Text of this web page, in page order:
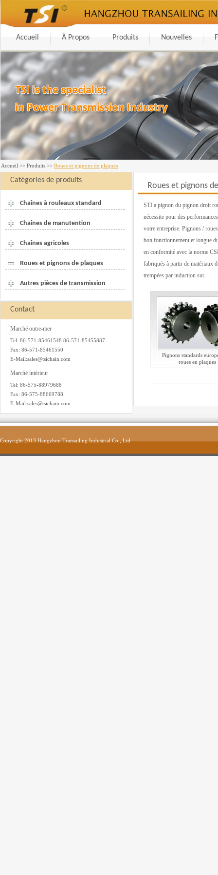
Accueil À Propos Produits Nouvelles
Accueil >> Produits >> Roues et pignons de plaques
Catégories de produits
Chaînes à rouleaux standard
Chaînes de manutention
Chaînes agricoles
Roues et pignons de plaques
Autres pièces de transmission
Contact
Marché outre-mer
Tel: 86-571-85461548 86-571-85455887
Fax: 86-571-85461550
E-Mail:sales@tsichain.com
Marché intérieur
Tel: 86-575-88979688
Fax: 86-575-88669788
E-Mail:sales@tsichain.com
Roues et pignons
STI a pignon du pignon droit
nécessite pour des
votre entreprise. Pignons /
bon fonctionnement et longue
en conformité avec la norme
fabriqués à partir de matériaux
trempées par induction sur.
Pignons standards
roues en plaques
Copyright 2013 Hangzhou Transailing Industrial Co., Ltd